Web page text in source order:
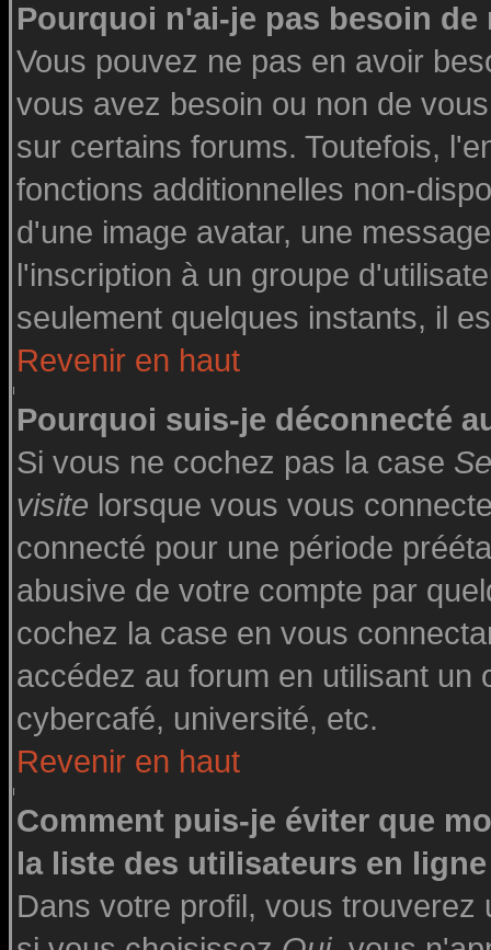
Pourquoi n'ai-je pas besoin
Vous pouvez ne pas en avoir
vous avez besoin ou non de
sur certains forums. Toutefois,
fonctions additionnelles non-
d'une image avatar, une
l'inscription à un groupe
seulement quelques instants, il
Revenir en haut
Pourquoi suis-je déconnecté
Si vous ne cochez pas la case
visite lorsque vous vous
connecté pour une période
abusive de votre compte par
cochez la case en vous
accédez au forum en utilisant un
cybercafé, université, etc.
Revenir en haut
Comment puis-je éviter que
la liste des utilisateurs en
Dans votre profil, vous trouverez